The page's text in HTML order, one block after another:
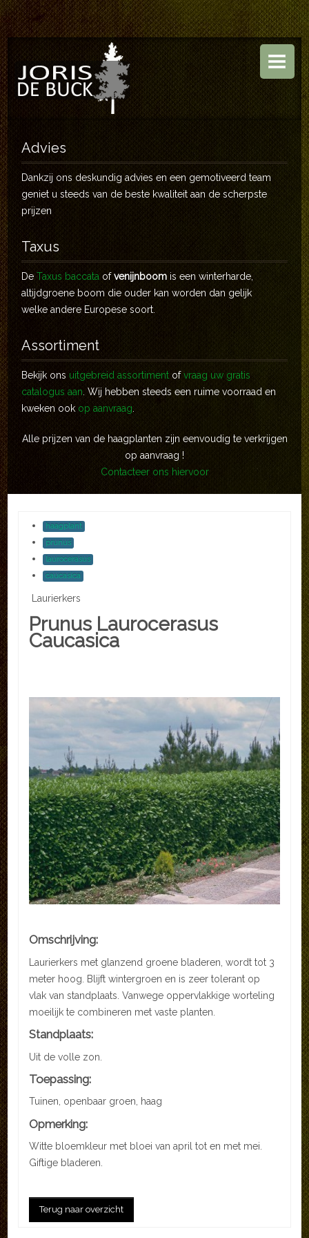
HOME
BOOMKWEKERIJ
TUINEN
ASSORTIMENT
CONTACT
Advies
Dankzij ons deskundig advies en een gemotiveerd team
geniet u steeds van de beste kwaliteit aan de scherpste
prijzen
Taxus
DeTaxus baccata ofvenijnboom is een winterharde,
altijdgroene boom die ouder kan worden dan gelijk
welke andere Europese soort.
Assortiment
Bekijk ons uitgebreid assortiment ofvraag uw gratis
catalogus aan . Wij hebben steeds een ruime voorraad en
kweken ook op aanvraag
Alle prijzen van de haagplanten zijn eenvoudig te verkrijgen
op aanvraag !
Contacteer ons hiervoor
haagplant
prunus
laurocerasus
caucasica
Laurierkers
Prunus Laurocerasus
Caucasica
Omschrijving:
Laurierkers met glanzend groene bladeren, wordt tot 3
meter hoog. Blijft wintergroen en is zeer tolerant op
vlak van standplaats. Vanwege oppervlakkige worteling
moeilijk te combineren met vaste planten.
Standplaats:
Uit de volle zon.
Toepassing:
Tuinen, openbaar groen, haag
Opmerking:
Witte bloemkleur met bloei van april tot en met mei.
Giftige bladeren.
Terug naar overzicht